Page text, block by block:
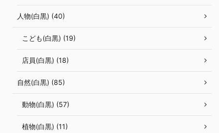
人物(白黒) (40)
こども(白黒) (19)
店員(白黒) (18)
自然(白黒) (85)
動物(白黒) (57)
植物(白黒) (11)